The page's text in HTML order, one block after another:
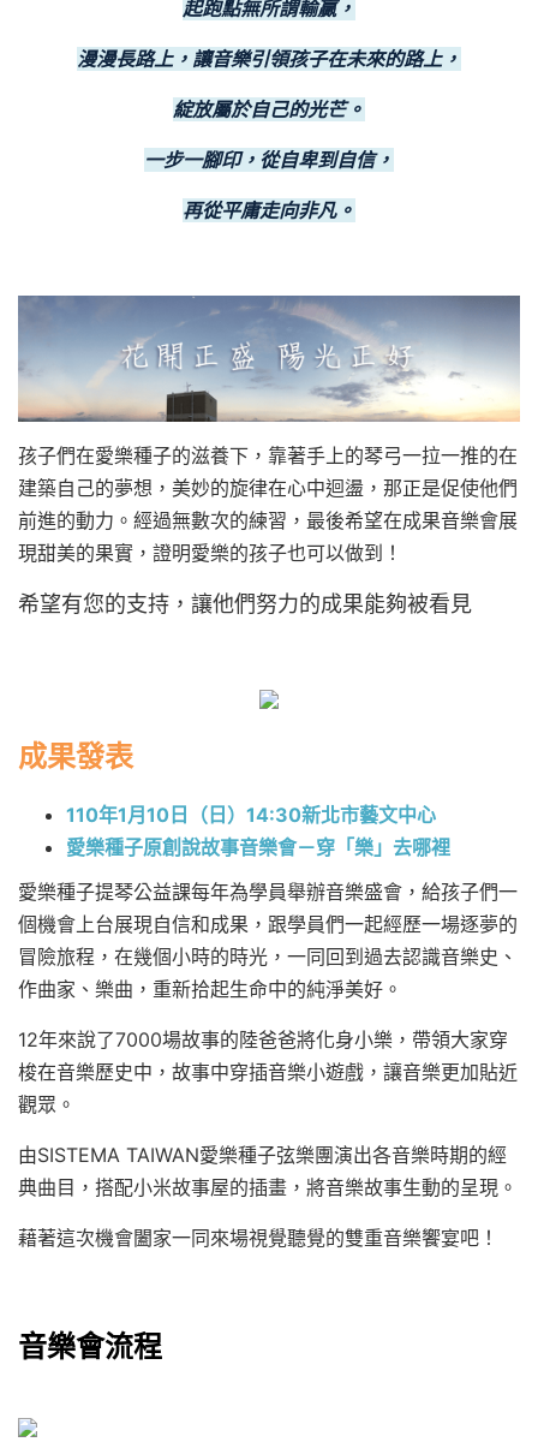
起跑點無所謂輸贏，
漫漫長路上，讓音樂引領孩子在未來的路上，
綻放屬於自己的光芒。
一步一腳印，從自卑到自信，
再從平庸走向非凡。
孩子們在愛樂種子的滋養下，靠著手上的琴弓一拉一推的在
建築自己的夢想，美妙的旋律在心中迴盪，那正是促使他們
前進的動力。經過無數次的練習，最後希望在成果音樂會展
現甜美的果實，證明愛樂的孩子也可以做到！
希望有您的支持，讓他們努力的成果能夠被看見
成果發表
110年1月10日（日）14:30新北市藝文中心
愛樂種子原創說故事音樂會－穿「樂」去哪裡
愛樂種子提琴公益課每年為學員舉辦音樂盛會，給孩子們一
個機會上台展現自信和成果，跟學員們一起經歷一場逐夢的
冒險旅程，在幾個小時的時光，一同回到過去認識音樂史、
作曲家、樂曲，重新拾起生命中的純淨美好。
12年來說了7000場故事的陸爸爸將化身小樂，帶領大家穿
梭在音樂歷史中，故事中穿插音樂小遊戲，讓音樂更加貼近
觀眾。
由SISTEMA TAIWAN愛樂種子弦樂團演出各音樂時期的經
典曲目，搭配小米故事屋的插畫，將音樂故事生動的呈現。
藉著這次機會闔家一同來場視覺聽覺的雙重音樂饗宴吧！
音樂會流程